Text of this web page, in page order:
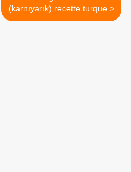
(karnıyarık) recette turque >